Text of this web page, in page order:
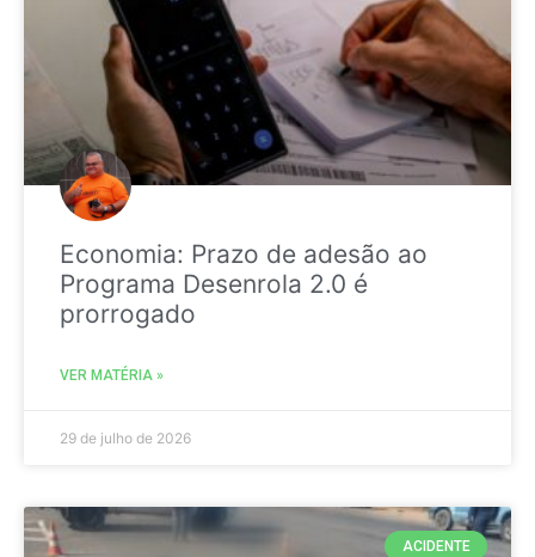
Economia: Prazo de adesão ao
Programa Desenrola 2.0 é
prorrogado
VER MATÉRIA »
29 de julho de 2026
ACIDENTE